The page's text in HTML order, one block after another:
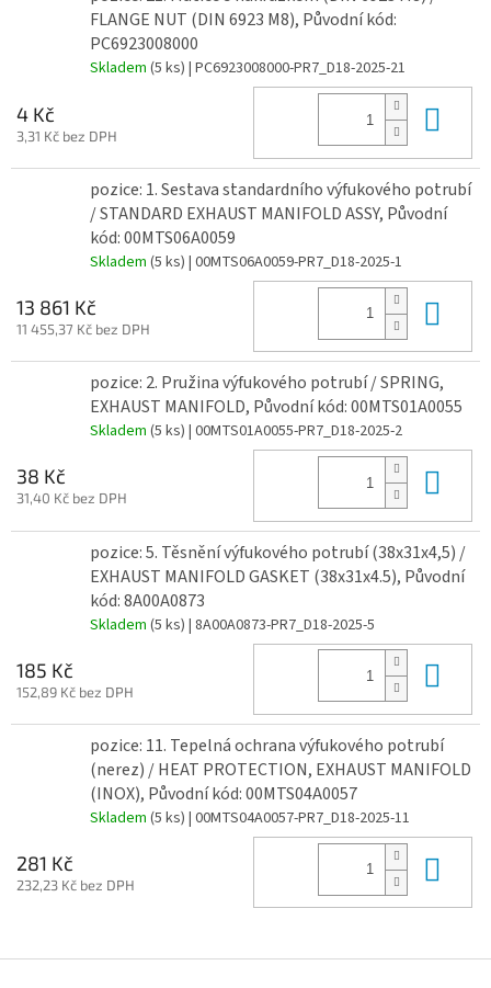
FLANGE NUT (DIN 6923 M8), Původní kód:
PC6923008000
Skladem (5 ks) | PC6923008000-PR7_D18-2025-21
4 Kč
3,31 Kč bez DPH
pozice: 1. Sestava standardního výfukového potrubí
/ STANDARD EXHAUST MANIFOLD ASSY, Původní
kód: 00MTS06A0059
Skladem (5 ks) | 00MTS06A0059-PR7_D18-2025-1
13 861 Kč
11 455,37 Kč bez DPH
pozice: 2. Pružina výfukového potrubí / SPRING,
EXHAUST MANIFOLD, Původní kód: 00MTS01A0055
Skladem (5 ks) | 00MTS01A0055-PR7_D18-2025-2
38 Kč
31,40 Kč bez DPH
pozice: 5. Těsnění výfukového potrubí (38x31x4,5) /
EXHAUST MANIFOLD GASKET (38x31x4.5), Původní
kód: 8A00A0873
Skladem (5 ks) | 8A00A0873-PR7_D18-2025-5
185 Kč
152,89 Kč bez DPH
pozice: 11. Tepelná ochrana výfukového potrubí
(nerez) / HEAT PROTECTION, EXHAUST MANIFOLD
(INOX), Původní kód: 00MTS04A0057
Skladem (5 ks) | 00MTS04A0057-PR7_D18-2025-11
281 Kč
232,23 Kč bez DPH